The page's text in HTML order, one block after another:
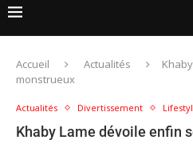
Accueil Actualités
monstrueux
Actualités Divertissement
Khaby Lame dévoile enfin